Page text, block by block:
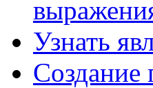
Узнать
Создание